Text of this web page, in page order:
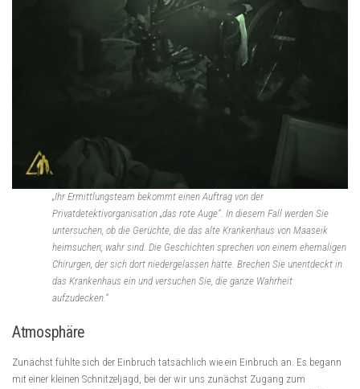
„Ihr Ermittlungsteam bekommt einen Auftrag von der
Privatdetektivorganisation „das rote Auge“. In diesem Fall werden Sie
untersuchen, ob die Gerüchte, die das alte Krankenhaus von Maaseik
heimsuchen, wahr sind. Die Geschichten sprechen von einem ehemaligen
Chirurgen, der sich dort niedergelassen hätte. Brechen Sie unentdeckt in
das Krankenhaus ein und versuchen Sie, die ganze Wahrheit
aufzudecken.“
Atmosphäre
Zunächst fühlte sich der Einbruch tatsächlich wie ein Einbruch an. Es begann
mit einer kleinen Schnitzeljagd, bei der wir uns zunächst Zugang zum